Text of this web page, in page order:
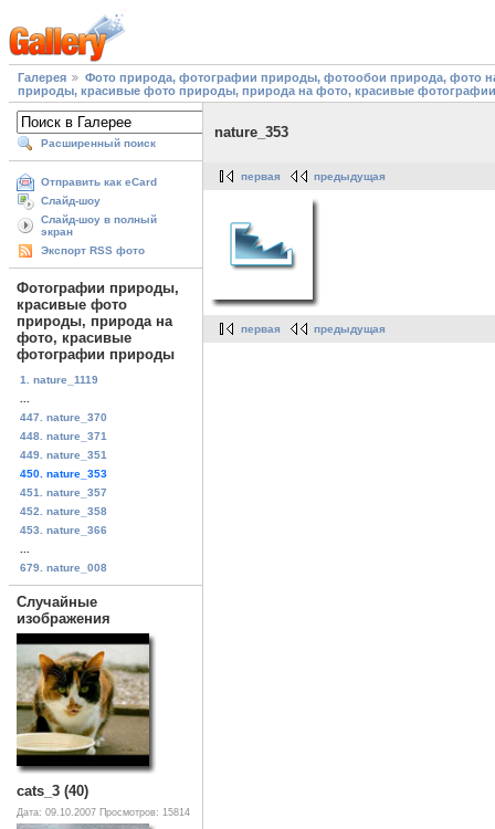
Галерея
Фото природа, фотографии природы, фотообои природа, фото
природы, красивые фото природы, природа на фото, красивые
Расширенный поиск
Отправить как eCard
Слайд-шоу
Слайд-шоу в полный
экран
Экспорт RSS фото
Фотографии природы,
красивые фото
природы, природа на
фото, красивые
фотографии природы
1. nature_1119
447. nature_370
448. nature_371
449. nature_351
450. nature_353
451. nature_357
452. nature_358
453. nature_366
679. nature_008
Случайные
изображения
cats_3 (40)
Дата: 09.10.2007 Просмотров: 15814
nature_353
первая предыдущая
первая предыдущая